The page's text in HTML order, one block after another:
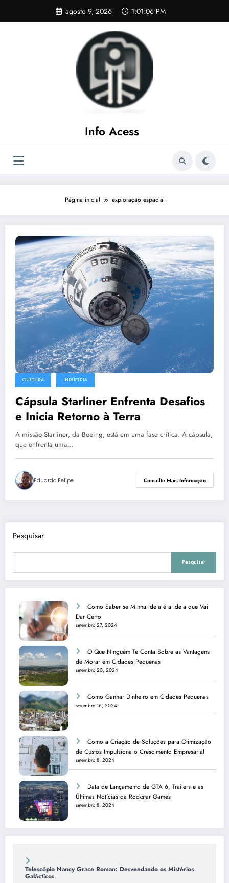
o
agosto 9, 2026 1:01:07 PM
Info Acess
Página inicial exploração espacial
CULTURA INDÚSTRIA
Cápsula Starliner Enfrenta Desafios
e Inicia Retorno à Terra
A missão Starliner, da Boeing, está em uma fase crítica. A cápsula,
que enfrenta uma…
Eduardo Felipe Consulte Mais Informação
Pesquisar
Pesquisar
Como Saber se Minha Ideia é a Ideia que Vai
Dar Certo
setembro 27, 2024
O Que Ninguém Te Conta Sobre as Vantagens
de Morar em Cidades Pequenas
setembro 20, 2024
Como Ganhar Dinheiro em Cidades Pequenas
setembro 16, 2024
Como a Criação de Soluções para Otimização
de Custos Impulsiona o Crescimento Empresarial
setembro 8, 2024
Data de Lançamento de GTA 6, Trailers e as
Últimas Notícias da Rockstar Games
setembro 8, 2024
Telescópio Nancy Grace Roman: Desvendando os Mistérios
Galácticos